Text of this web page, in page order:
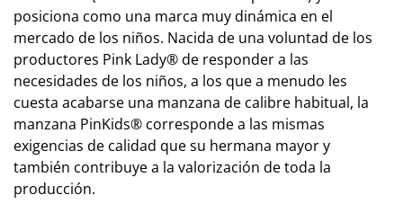
posiciona como una marca muy dinámica en el
mercado de los niños. Nacida de una voluntad de los
productores Pink Lady® de responder a las
necesidades de los niños, a los que a menudo les
cuesta acabarse una manzana de calibre habitual, la
manzana PinKids® corresponde a las mismas
exigencias de calidad que su hermana mayor y
también contribuye a la valorización de toda la
producción.